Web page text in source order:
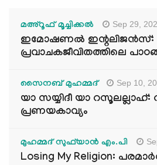
മഅ്റൂഫ് മൂച്ചിക്കല്‍ Sep 29,
ഇമോഷണൽ ഇന്റലിജൻസ്:
പ്രവാചകജീവിതത്തിലെ
സൈനബ് മുഹമ്മദ് Sep 10,
യാ സയ്യിദീ യാ റസൂലല്ലാഹ്:
പ്രണയകാവ്യം
മുഹമ്മദ് സുഫ്‌യാൻ എം.പി
Losing My Religion: